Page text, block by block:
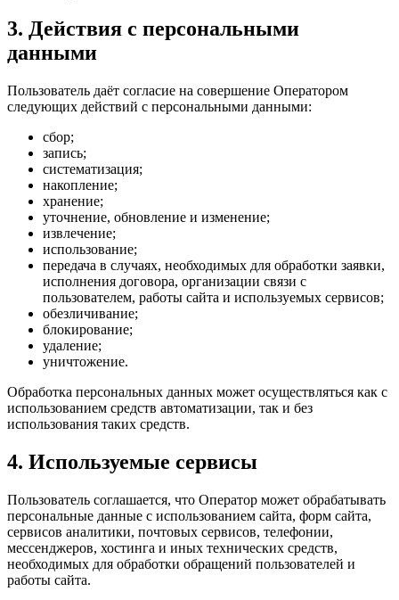
3. Действия с персональными
данными
Пользователь даёт согласие на совершение Оператором
следующих действий с персональными данными:
сбор;
запись;
систематизация;
накопление;
хранение;
уточнение, обновление и изменение;
извлечение;
использование;
передача в случаях, необходимых для обработки заявки,
исполнения договора, организации связи с
пользователем, работы сайта и используемых сервисов;
обезличивание;
блокирование;
удаление;
уничтожение.
Обработка персональных данных может осуществляться как с
использованием средств автоматизации, так и без
использования таких средств.
4. Используемые сервисы
Пользователь соглашается, что Оператор может обрабатывать
персональные данные с использованием сайта, форм сайта,
сервисов аналитики, почтовых сервисов, телефонии,
мессенджеров, хостинга и иных технических средств,
необходимых для обработки обращений пользователей и
работы сайта.